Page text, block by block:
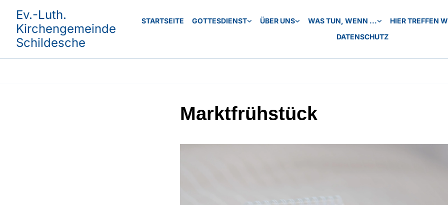
Ev.-Luth.
Kirchengemeinde
Schildesche
STARTSEITE GOTTESDIENST ÜBER UNS WAS TUN, WENN ...
HIER TREFFEN
DATENSCHUTZ
Marktfrühstück